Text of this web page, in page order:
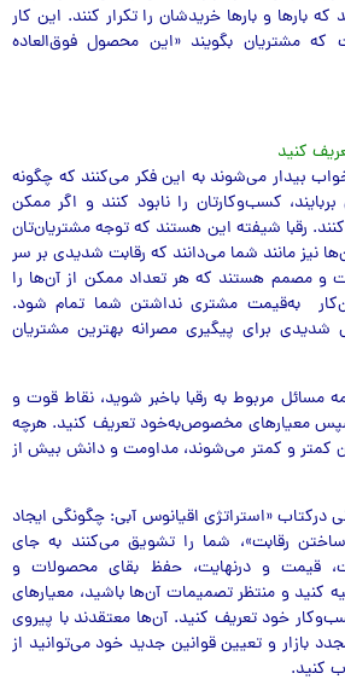
بارها و بارها خریدشان را تکرار کنند. این کار
که مشتریان بگویند «این محصول فوق‌العاده
کنید
بیدار می‌شوند به این فکر می‌کنند که چگونه
کسب‌‌و‌کارتان را نابود کنند و اگر ممکن
رقبا شیفته این هستند که توجه مشتریان‌تان
نیز مانند شما می‌دانند که رقابت شدیدی بر سر
و مصمم هستند که هر تعداد ممکن از آن‌ها را
به‌قیمت مشتری نداشتن شما تمام شود.
برای پیگیری مصرانه بهترین مشتریان
مسائل مربوط به رقبا باخبر شوید، نقاط قوت و
معیارهای مخصوص‌به‌خود تعریف کنید. هر‌چه
کمتر و کمتر می‌شوند، مداومت و دانش بیش از
درکتاب «استراتژی اقیانوس آبی: چگونگی ایجاد
رقابت»، شما را تشویق می‌کنند به جای
قیمت و درنهایت، حفظ بقای محصولات و
کنید و منتظر تصمیمات آن‌ها باشید، معیارهای
خود تعریف کنید. آن‌ها معتقدند با پیروی
بازار و تعیین قوانین جدید خود می‌توانید از
کنید.